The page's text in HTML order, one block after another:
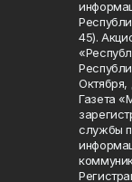
45).
Октября,
Газета
службы